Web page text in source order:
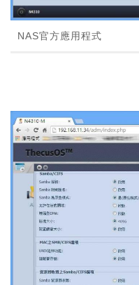
NAS官方應用程式